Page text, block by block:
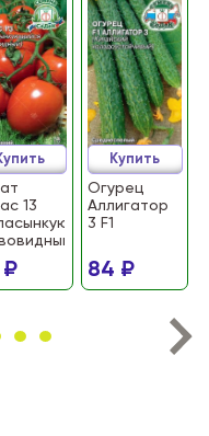
13
₽
Огурец
Аллигатор
3 F1
84 ₽
Купить